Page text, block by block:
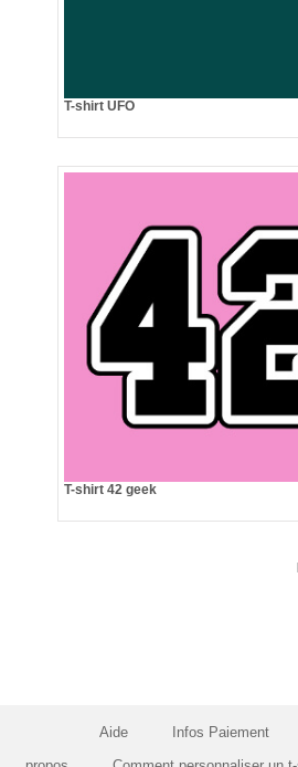
T-shirt UFO
T-shirt 42 geek
Aide Infos Paiement